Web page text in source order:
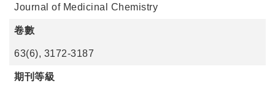
Journal of Medicinal Chemistry
卷數
63(6), 3172-3187
期刊等級